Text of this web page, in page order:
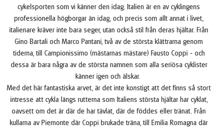
cykelsporten som vi känner den idag. Italien är en av cyklingens
professionella högborgar än idag, och precis som allt annat i livet,
italienare kräver inte bara seger, utan också stil från deras hjältar. Från
Gino Bartali och Marco Pantani, två av de största klättrarna genom
tiderna, till Campionissimo (mästarnas mästare) Fausto Coppi - och
dessa är bara några av de största namnen som alla seriösa cyklister
känner igen och älskar.
Med det här fantastiska arvet, är det inte konstigt att det finns så stort
intresse att cykla längs rutterna som Italiens största hjältar har cyklat,
oavsett om det är där de har tävlat, där de föddes eller tränat. Från
kullarna av Piemonte där Coppi brukade träna, till Emilia Romagna där